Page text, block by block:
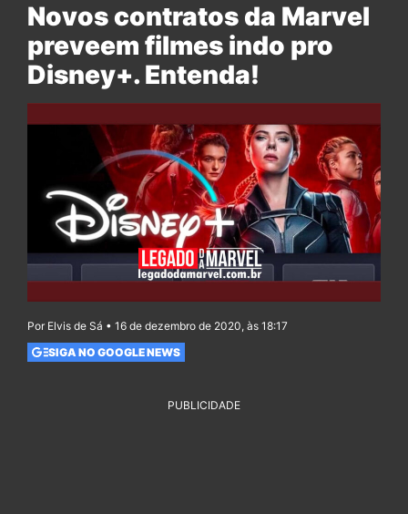
Novos contratos da Marvel
preveem filmes indo pro
Disney+. Entenda!
Por Elvis de Sá • 16 de dezembro de 2020, às 18:17
SIGA NO GOOGLE NEWS
PUBLICIDADE